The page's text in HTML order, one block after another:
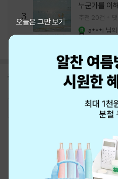
3
누군가를 이
추천 20건
a***i 님
공지 8월 신용카드 무이자할부 안내
오늘은 그만 보기
최근
eBook 1:1문
예스이십사(주)
이용약관
개인정보처리